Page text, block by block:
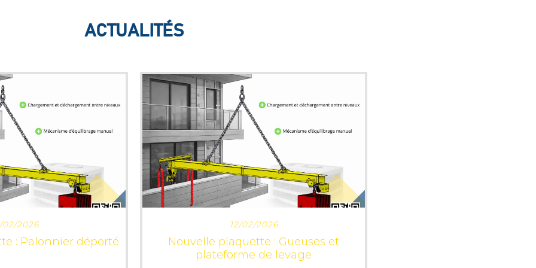
ACTUALITÉS
02/2026
: Palonnier déporté
PLUS 12/02/2026
Nouvelle plaquette : Gueuses et
plateforme de levage
LIRE PLUS